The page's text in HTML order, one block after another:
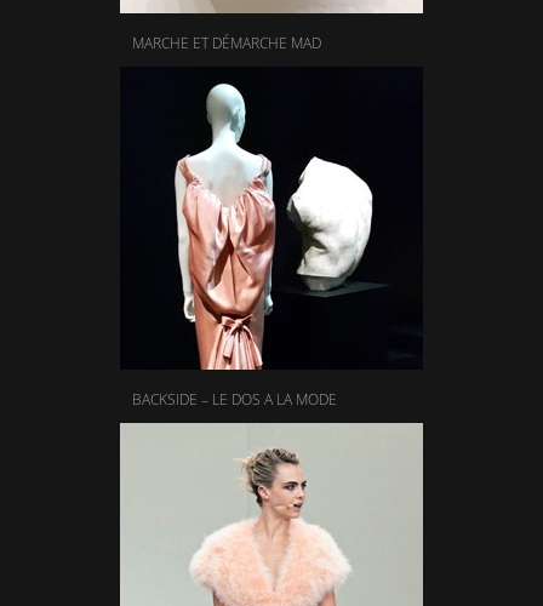
MARCHE ET DÉMARCHE MAD
BACKSIDE – LE DOS A LA MODE